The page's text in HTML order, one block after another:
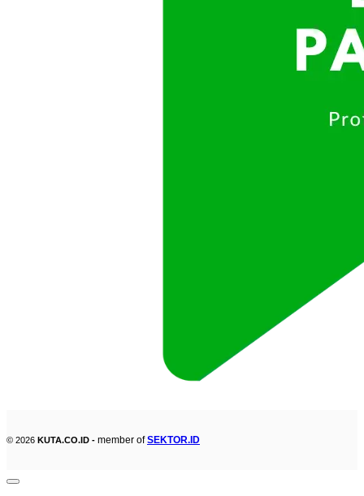
© 2026 KUTA.CO.ID - member ofSEKTOR.ID